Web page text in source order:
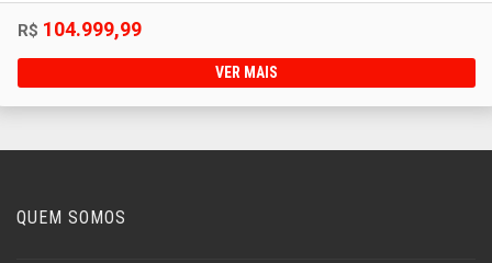
R$ 104.999,99
VER MAIS
QUEM SOMOS